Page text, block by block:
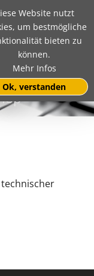
Website nutzt
um bestmögliche
bieten zu
können.
Mehr Infos
Ok, verstanden